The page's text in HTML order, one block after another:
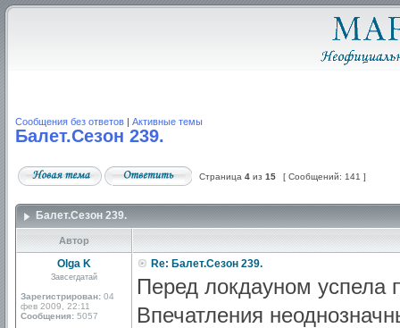
Сообщения без ответов | Активные темы
Балет.Сезон 239.
Страница 4 из 15 [ Сообщений: 141 ]
Балет.Сезон 239.
Автор
Olga K
Завсегдатай
Зарегистрирован: 04
фев 2009, 22:11
Сообщения: 5057
Re: Балет.Сезон 239.
Перед локдауном успела
Впечатления